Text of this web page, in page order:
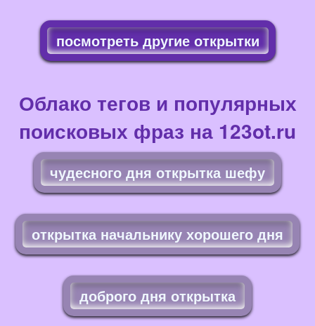
посмотреть другие открытки
Облако тегов и популярных
поисковых фраз на 123ot.ru
чудесного дня открытка шефу
открытка начальнику хорошего дня
доброго дня открытка